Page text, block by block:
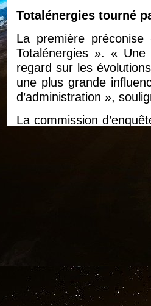
Totalénergies tourné
La première
Totalénergies ». «
regard sur les
une plus grande
d’administration »,
La commission
pèsent sur la
rapport aux autres
énergétiques sous
possible des